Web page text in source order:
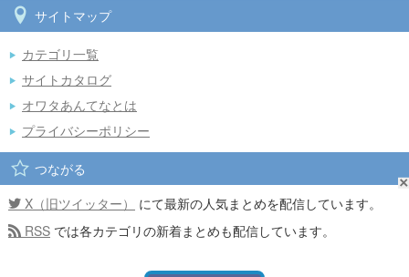
サイトマップ
カテゴリ一覧
サイトカタログ
オワタあんてなとは
プライバシーポリシー
つながる
X（旧ツイッター）
にて最新の人気まとめを配信しています。
RSS では各カテゴリの新着まとめも配信しています。